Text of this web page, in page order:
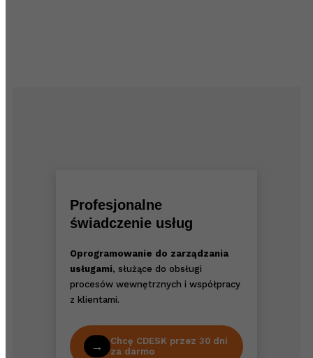
Profesjonalne
świadczenie usług
Oprogramowanie do zarządzania
usługami, służące do obsługi
procesów wewnętrznych i współpracy
z klientami.
Chcę CDESK przez 30 dni
za darmo